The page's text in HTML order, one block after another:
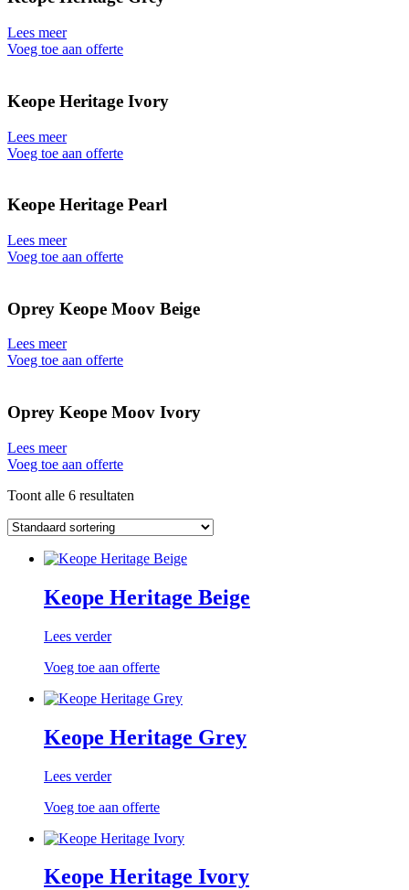
Lees meer
Voeg toe aan offerte
Keope Heritage Ivory
Lees meer
Voeg toe aan offerte
Keope Heritage Pearl
Lees meer
Voeg toe aan offerte
Oprey Keope Moov Beige
Lees meer
Voeg toe aan offerte
Oprey Keope Moov Ivory
Lees meer
Voeg toe aan offerte
Toont alle 6 resultaten
Keope Heritage Beige
Lees verder
Voeg toe aan offerte
Keope Heritage Grey
Lees verder
Voeg toe aan offerte
Keope Heritage Ivory